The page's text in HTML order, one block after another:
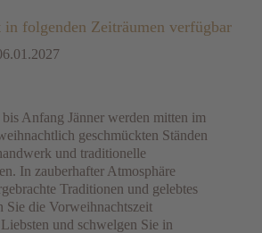
in folgenden Zeiträumen verfügbar
Anfang Jänner werden mitten im
geschmückten Ständen
und traditionelle
In zauberhafter Atmosphäre
Traditionen und gelebtes
Sie die Vorweihnachtszeit
und schwelgen Sie in